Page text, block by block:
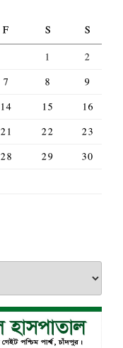
F S
S
1
2
7 8
9
14 15
16
21 22
23
28 29
30